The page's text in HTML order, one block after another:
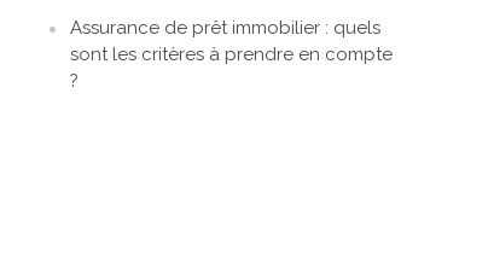
Assurance de prêt immobilier : quels
sont les critères à prendre en compte
?